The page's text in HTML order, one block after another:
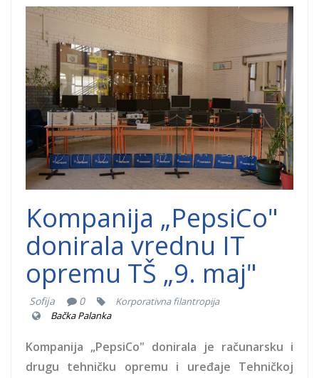
PepsiCo-
donacija.jpg
Kompanija „PepsiCo"
donirala vrednu IT
opremu TŠ „9. maj"
Sofija 0
Korporativna filantropija
Bačka Palanka
Kompanija „PepsiCo" donirala je računarsku i
drugu tehničku opremu i uređaje Tehničkoj